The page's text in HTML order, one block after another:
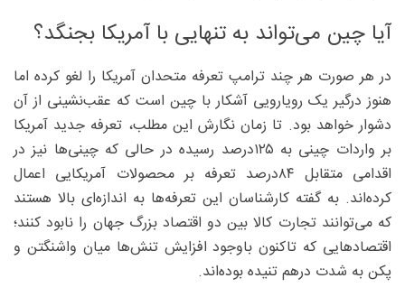
آیا چین می‌تواند به تنهایی با آمریکا بجنگد؟
در هر صورت هر چند ترامپ تعرفه متحدان آمریکا را لغو کرده اما
هنوز درگیر یک رویارویی آشکار با چین است که عقب‌نشینی از آن
دشوار خواهد بود. تا زمان نگارش این مطلب، تعرفه جدید آمریکا
بر واردات چینی به ۱۲۵‌درصد رسیده در حالی که چینی‌ها نیز در
اقدامی متقابل ۸۴‌درصد تعرفه بر محصولات آمریکایی اعمال
کرده‌اند. به گفته کارشناسان این تعرفه‌ها به اندازه‌ای بالا هستند
که می‌توانند تجارت کالا بین دو اقتصاد بزرگ جهان را نابود کنند؛
اقتصادهایی که تاکنون باوجود افزایش تنش‌ها میان واشنگتن و
پکن به شدت در‌هم ‌تنیده بوده‌اند.